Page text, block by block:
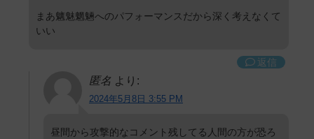
まあ魑魅魍魎へのパフォーマンスだから深く考えなくて
いい
返信
匿名 より:
2024年5月8日 3:55 PM
昼間から攻撃的なコメント残してる人間の方が恐ろ